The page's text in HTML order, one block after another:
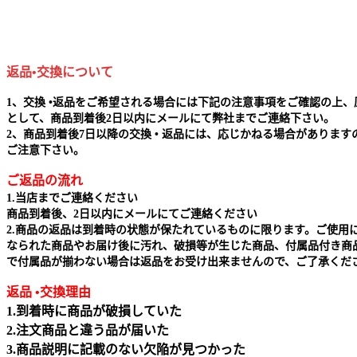
返品•交換について
1、交換 •返品をご希望される場合には下記の注意事項をご確認の上、
として、商品到着後2日以内にメールにて弊社までご連絡下さい。
2、商品到着後7日以降の交換 • 返品には、応じかねる場合があります
ご注意下さい。
ご返品の流れ
1.当店までご連絡ください
商品到着後、2日以内にメールにてご連絡ください
2.商品の返品は到着時の状態が保たれているものに限ります。ご使用
なられた商品やお届け後に汚れ、破損等が生じた商品、付属品付き商
で付属品が揃わない場合は返品をお受け出来ませんので、ご了承くだ
返品 •交換理由
1.到着時に商品が破損していた
2.注文商品と違う品が届いた
3.商品説明に記載のない欠陥が見つかった